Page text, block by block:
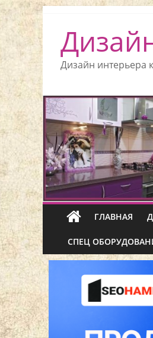
Дизайн интерьера
ГЛАВНАЯ
СПЕЦ